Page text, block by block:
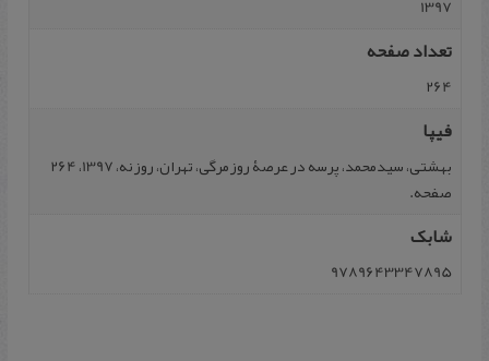
1397
تعداد صفحه
264
فیپا
بهشتی، سیدمحمد، پرسه در عرصۀ روزمرگی، تهران، روزنه، 1397، 264
صفحه.
شابک
9789643347895